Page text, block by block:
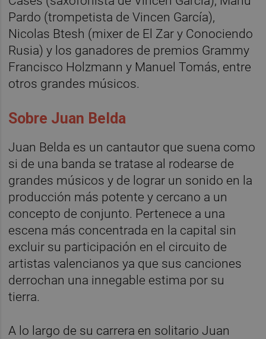
Pardo (trompetista de Vincen García),
Nicolas Btesh (mixer de El Zar y Conociendo
Rusia) y los ganadores de premios Grammy
Francisco Holzmann y Manuel Tomás, entre
otros grandes músicos.
Sobre Juan Belda
Juan Belda es un cantautor que suena como
si de una banda se tratase al rodearse de
grandes músicos y de lograr un sonido en la
producción más potente y cercano a un
concepto de conjunto. Pertenece a una
escena más concentrada en la capital sin
excluir su participación en el circuito de
artistas valencianos ya que sus canciones
derrochan una innegable estima por su
tierra.
A lo largo de su carrera en solitario Juan